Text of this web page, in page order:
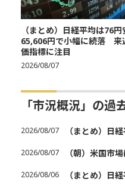
（まとめ）日経平均は76円
65,606円で小幅に続落 来
価指標に注目
2026/08/07
「市況概況」の過
2026/08/07 （まとめ）日
2026/08/07 （朝）米国市
2026/08/06 （まとめ）日